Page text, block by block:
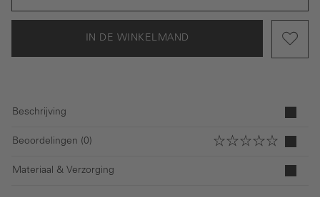
IN DE WINKELMAND
Beschrijving
Beoordelingen (0)
Materiaal & Verzorging